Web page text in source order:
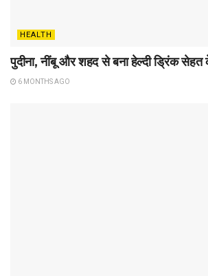
HEALTH
पुदीना, नींबू और शहद से बना हेल्दी ड्रिंक सेहत
6 MONTHS AGO